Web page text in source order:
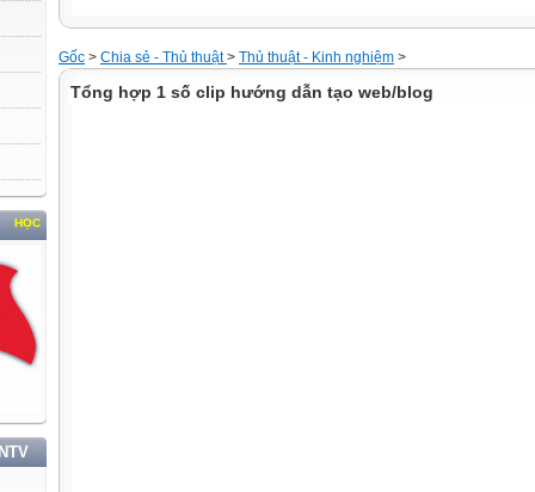
LÀM THEO TƯ TƯỞNG, ĐẠO ĐỨC, PHONG CÁCH HỒ CHÍ MINH
Gốc > Chia sẻ - Thủ thuật> Thủ thuật - Kinh nghiệm >
Tổng hợp 1 số clip hướng dẫn tạo web/blog